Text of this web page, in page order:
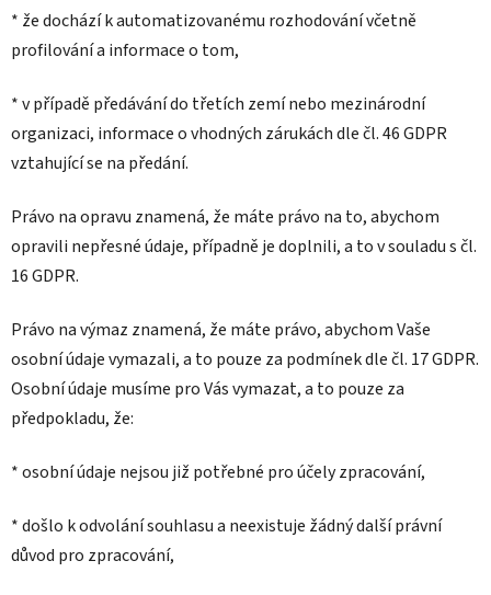
* že dochází k automatizovanému rozhodování včetně
profilování a informace o tom,
* v případě předávání do třetích zemí nebo mezinárodní
organizaci, informace o vhodných zárukách dle čl. 46 GDPR
vztahující se na předání.
Právo na opravu znamená, že máte právo na to, abychom
opravili nepřesné údaje, případně je doplnili, a to v souladu s čl.
16 GDPR.
Právo na výmaz znamená, že máte právo, abychom Vaše
osobní údaje vymazali, a to pouze za podmínek dle čl. 17 GDPR.
Osobní údaje musíme pro Vás vymazat, a to pouze za
předpokladu, že:
* osobní údaje nejsou již potřebné pro účely zpracování,
* došlo k odvolání souhlasu a neexistuje žádný další právní
důvod pro zpracování,